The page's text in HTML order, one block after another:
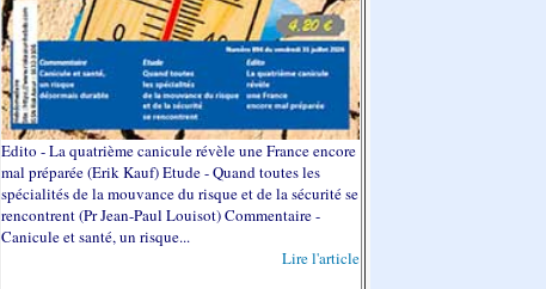
Edito - La quatrième canicule révèle une France encore
mal préparée (Erik Kauf) Etude - Quand toutes les
spécialités de la mouvance du risque et de la sécurité se
rencontrent (Pr Jean-Paul Louisot) Commentaire -
Canicule et santé, un risque...
Lire l'article